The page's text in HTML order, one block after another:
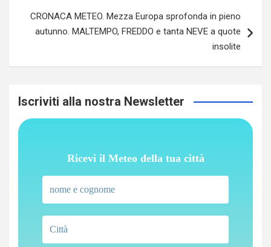
CRONACA METEO. Mezza Europa sprofonda in pieno
autunno. MALTEMPO, FREDDO e tanta NEVE a quote
insolite
Iscriviti alla nostra Newsletter
Ricevi il Meteo della tua città